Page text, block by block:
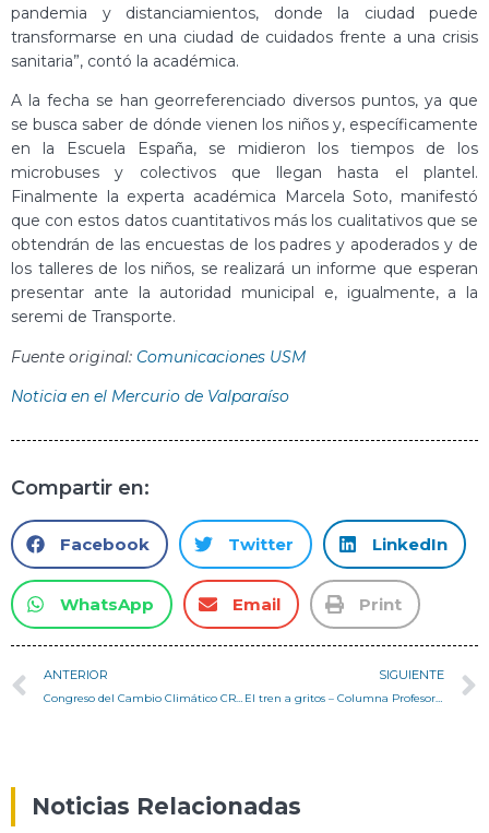
pandemia y distanciamientos, donde la ciudad puede
transformarse en una ciudad de cuidados frente a una crisis
sanitaria”, contó la académica.
A la fecha se han georreferenciado diversos puntos, ya que
se busca saber de dónde vienen los niños y, específicamente
en la Escuela España, se midieron los tiempos de los
microbuses y colectivos que llegan hasta el plantel.
Finalmente la experta académica Marcela Soto, manifestó
que con estos datos cuantitativos más los cualitativos que se
obtendrán de las encuestas de los padres y apoderados y de
los talleres de los niños, se realizará un informe que esperan
presentar ante la autoridad municipal e, igualmente, a la
seremi de Transporte.
Fuente original: Comunicaciones USM
Noticia en el Mercurio de Valparaíso
Compartir en:
Facebook Twitter LinkedIn
WhatsApp Email Print
ANTERIOR
Congreso del Cambio Climático CRUV – Enero 2023
SIGUIENTE
El tren a gritos – Columna Profesor Pedro Serrano
Noticias Relacionadas